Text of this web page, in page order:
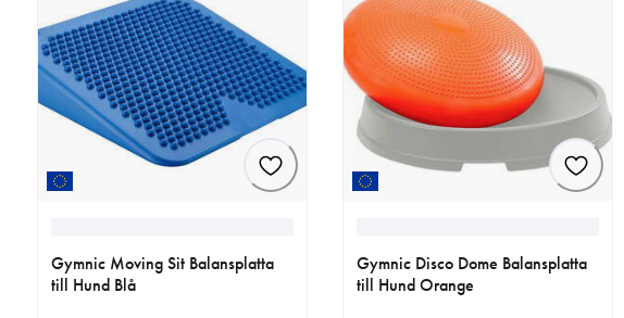
Gymnic Moving Sit Balansplatta
till Hund Blå
Gymnic Disco Dome Balansplatta
till Hund Orange